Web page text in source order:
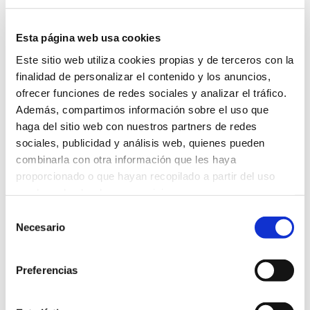
Esta página web usa cookies
Este sitio web utiliza cookies propias y de terceros con la
finalidad de personalizar el contenido y los anuncios,
ofrecer funciones de redes sociales y analizar el tráfico.
Además, compartimos información sobre el uso que
haga del sitio web con nuestros partners de redes
sociales, publicidad y análisis web, quienes pueden
combinarla con otra información que les haya
proporcionado o que hayan recopilado a partir del uso
Más información
Necesario
Preferencias
Ampollas Proteoglycan F+F
Innovación en ampollas
de BABÉ son monodosis